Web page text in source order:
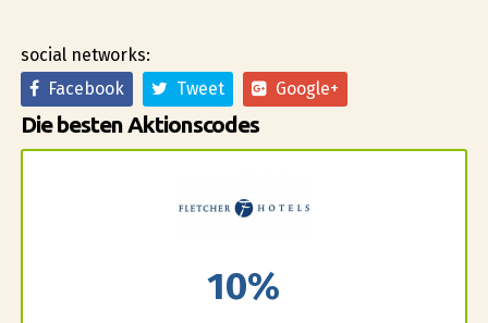
social networks:
Facebook
Tweet Google+
Die besten Aktionscodes
10%